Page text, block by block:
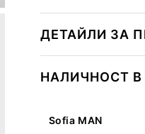
ДЕТАЙЛИ ЗА
НАЛИЧНОСТ В
Sofia MAN